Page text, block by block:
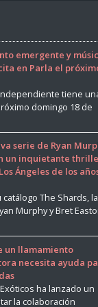
emergente y
en Parla el
tiene
domingo 18 de
serie de Ryan
un inquietante
Ángeles de los
The Shards, la
Murphy y Bret
un llamamiento
necesita ayuda
ha lanzado un
la colaboración